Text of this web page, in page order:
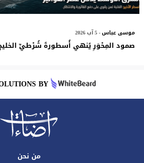
موسى عباس- 5 آب 2026
صمود المِحْوَرِ يُنهي أُسطورةَ شُرْطيِّ
BY
من نحن